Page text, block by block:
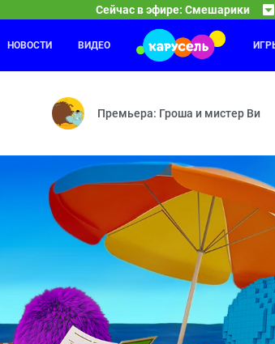
Сейчас в эфире: Смешарики
— Как здорово сочинять стихи — Парашют —
Оранжевая корова
Средние века — Розыгрыш —
НОВОСТИ ВИДЕО
Премьера: Гроша и мистер Ви